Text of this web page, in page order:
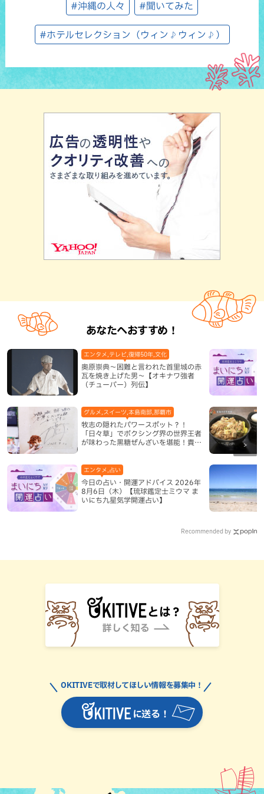
#沖縄の人々 #聞いてみた
#ホテルセレクション（ウィン♪ウィン♪）
あなたへおすすめ！
奥原崇典～困難と言われた首里城の赤
瓦を焼き上げた男～【オキナワ強者
（チューバー）列伝】
エンタメ,テレビ,復帰50年,文化
牧志の隠れたパワースポット？！
「日々草」でボクシング界の世界王者
が味わった黒糖ぜんざいを堪能！貴重
グルメ,スイーツ,本島南部,那覇市
今日の占い・開運アドバイス 2026年
8月6日（木）【琉球鑑定士ミウマ ま
いにち九星気学開運占い】
エンタメ,占い
Recommended by
に送る！
OKITIVEで取材してほしい情報を募集中！